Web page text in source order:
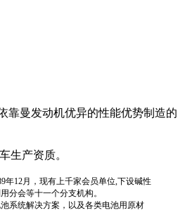
曼发动机优异的性能优势制造的
生产资质。
年12月，现有上千家会员单位,下设碱性
分会等十一个分支机构。
系统解决方案，以及各类电池用原材